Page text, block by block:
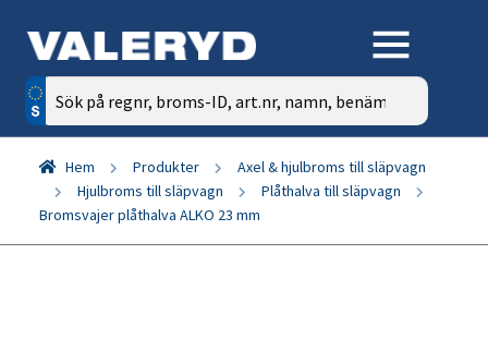
Sök
efter:
Hem Produkter
Axel & hjulbroms till släpvagn
Hjulbroms till släpvagn
Plåthalva till släpvagn
Bromsvajer plåthalva ALKO 23 mm